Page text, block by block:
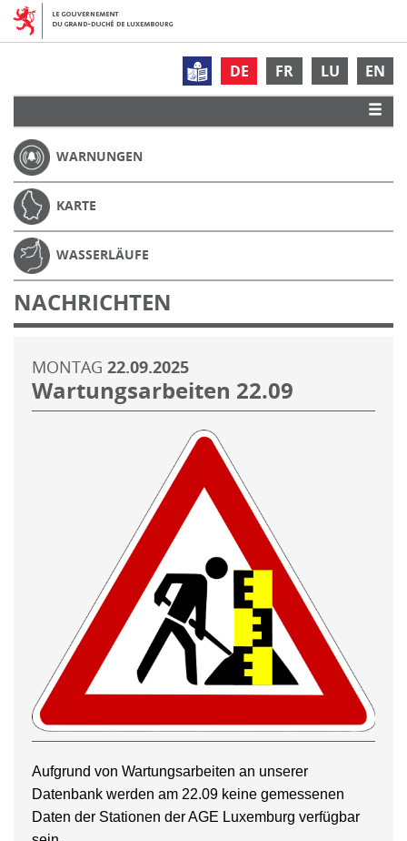
DE FR LU EN
WARNUNGEN
KARTE
WASSERLÄUFE
NACHRICHTEN
MONTAG 22.09.2025
Wartungsarbeiten 22.09
Aufgrund von Wartungsarbeiten an unserer
Datenbank werden am 22.09 keine gemessenen
Daten der Stationen der AGE Luxemburg verfügbar